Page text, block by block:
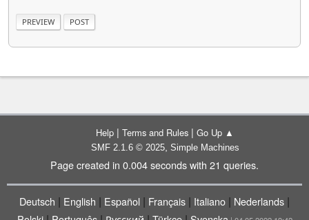
Help | Terms and Rules | Go Up ▲
SMF 2.1.6 © 2025, Simple Machines
Page created in 0.004 seconds with 21 queries.
Deutsch | English | Español | Français | Italiano | Nederlands |